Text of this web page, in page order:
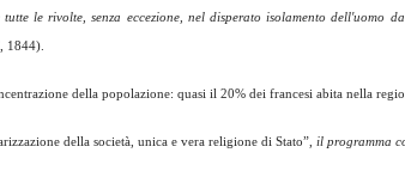
le rivolte, senza eccezione, nel disperato isolamento dell'uomo
1844).
della popolazione: quasi il 20% dei francesi abita nella
della società, unica e vera religione di Stato”, il programma